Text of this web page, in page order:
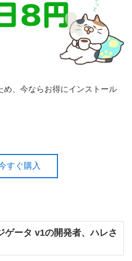
め、今ならお得にインストール
すぐ購入
ゲータ v1の開発者、ハレさ